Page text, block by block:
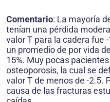
Comentario: La mayoría
tenían una pérdida
valor T para la cadera fue
un promedio de por vida
15%. Muy pocas
osteoporosis, la cual se
valor T de menos de -2.5.
causa de las fracturas